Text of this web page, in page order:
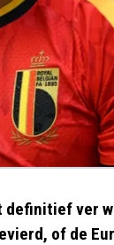
definitief ver
of de